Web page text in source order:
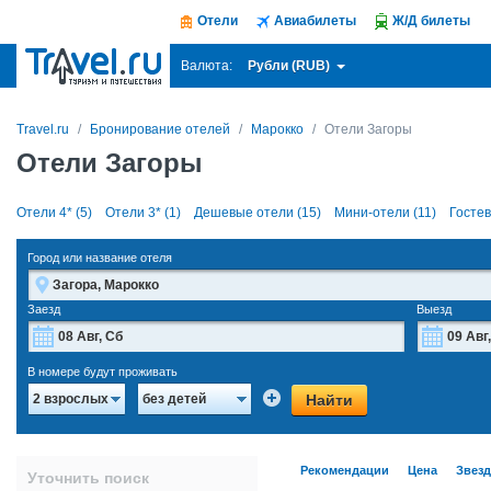
Отели Авиабилеты Ж/Д билеты
Валюта: Рубли (RUB)
Travel.ru Бронирование отелей Марокко Отели Загоры
Отели Загоры
Отели 4* (5) Отели 3* (1) Дешевые отели (15) Мини-отели (11)
Город или название отеля
Заезд
Пн Вт Ср Чт Пт Сб Вс
27 28 29 30 1 2
Выезд
В номере будут проживать
2 взрослых без детей Найти
Уточнить поиск Рекомендации Цена